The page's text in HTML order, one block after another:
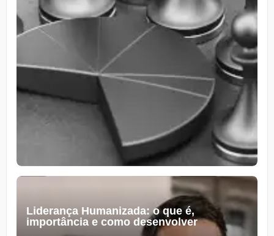
Liderança Humanizada: o que é,
importância e como desenvolver